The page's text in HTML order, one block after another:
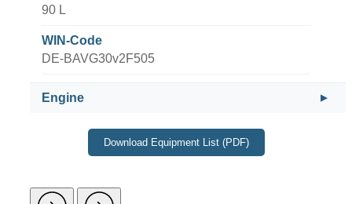
90 L
WIN-Code
DE-BAVG30v2F505
Engine
Download Equipment List (PDF)